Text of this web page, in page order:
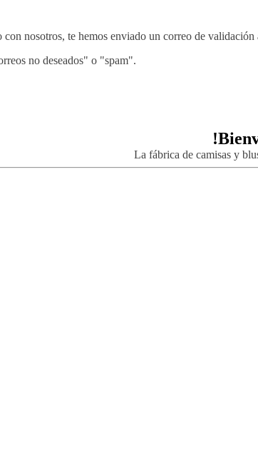
nosotros, te hemos enviado un correo de validación
no deseados" o "spam".
La fábrica de camisas y